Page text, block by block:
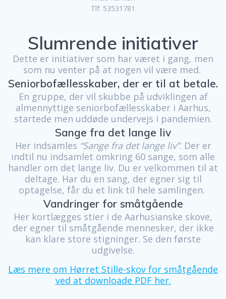
Tlf: 53531781
Slumrende initiativer
Dette er initiativer som har været i gang, men
som nu venter på at nogen vil være med.
Seniorbofællesskaber, der er til at betale.
En gruppe, der vil skubbe på udviklingen af
almennyttige seniorbofællesskaber i Aarhus,
startede men uddøde undervejs i pandemien.
Sange fra det lange liv
Her indsamles “Sange fra det lange liv”. Der er
indtil nu indsamlet omkring 60 sange, som alle
handler om det lange liv. Du er velkommen til at
deltage. Har du en sang, der egner sig til
optagelse, får du et link til hele samlingen.
Vandringer for småtgående
Her kortlægges stier i de Aarhusianske skove,
der egner til småtgående mennesker, der ikke
kan klare store stigninger. Se den første
udgivelse.
Læs mere om Hørret Stille-skov for småtgående
ved at downloade PDFher.